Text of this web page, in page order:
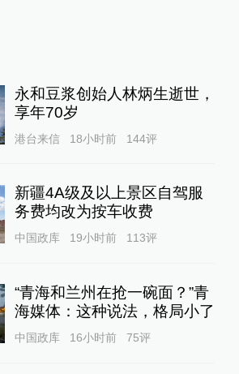
永和豆浆创始人林炳生逝世，
享年70岁
港台来信 18小时前 144评
新疆4A级及以上景区自驾服
务费均改为按车收费
中国政库 19小时前 113评
“青海和兰州在抢一碗面？”青
海媒体：这种说法，格局小了
中国政库 16小时前 75评